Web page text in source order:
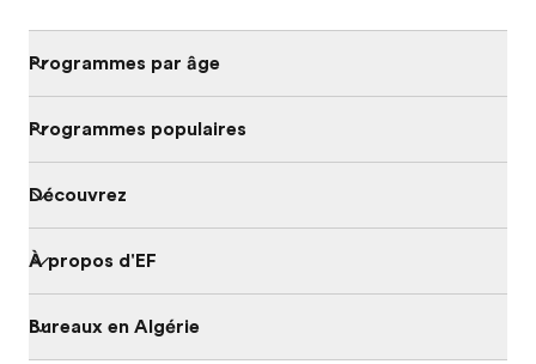
Programmes par âge
Programmes populaires
Découvrez
À propos d'EF
Bureaux en Algérie